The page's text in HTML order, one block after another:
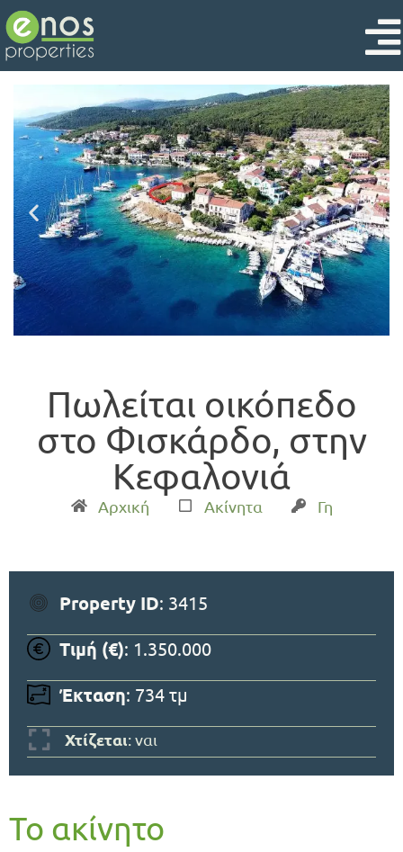
Πωλείται οικόπεδο
στο Φισκάρδο, στην
Κεφαλονιά
Αρχική Ακίνητα Γη
Property ID: 3415
Τιμή (€): 1.350.000
Έκταση: 734 τμ
Χτίζεται: ναι
Το ακίνητο